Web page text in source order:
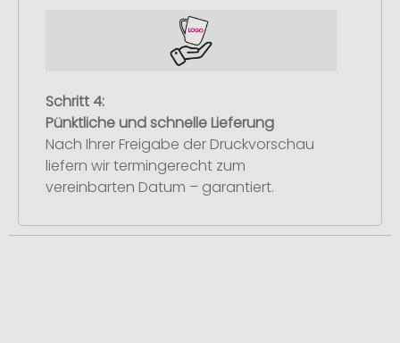
Schritt 4:
Pünktliche und schnelle Lieferung
Nach Ihrer Freigabe der Druckvorschau
liefern wir termingerecht zum
vereinbarten Datum – garantiert.